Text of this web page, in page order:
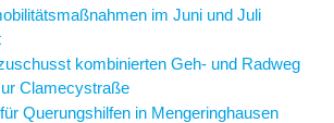
im Juni und Juli
kombinierten Geh- und Radweg
Clamecystraße
Querungshilfen in Mengeringhausen